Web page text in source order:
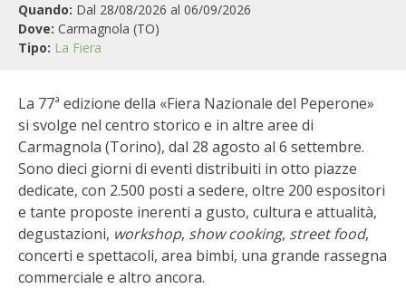
PRODOTTI
PICCOLO POLLAIO
STORIE DEI LETTORI
CONSERVARE LA FRUTTA
CONSERVE DELL’ORTO
Quando: Dal 28/08/2026 al 06/09/2026
Dove: Carmagnola (TO)
Tipo: La Fiera
La 77ª edizione della «Fiera Nazionale del Peperone»
si svolge nel centro storico e in altre aree di
Carmagnola (Torino), dal 28 agosto al 6 settembre.
Sono dieci giorni di eventi distribuiti in otto piazze
dedicate, con 2.500 posti a sedere, oltre 200 espositori
e tante proposte inerenti a gusto, cultura e attualità,
degustazioni, workshop, show cooking, street food,
concerti e spettacoli, area bimbi, una grande rassegna
commerciale e altro ancora.